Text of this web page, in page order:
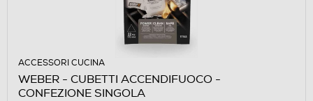
ACCESSORI CUCINA
WEBER - CUBETTI ACCENDIFUOCO -
CONFEZIONE SINGOLA